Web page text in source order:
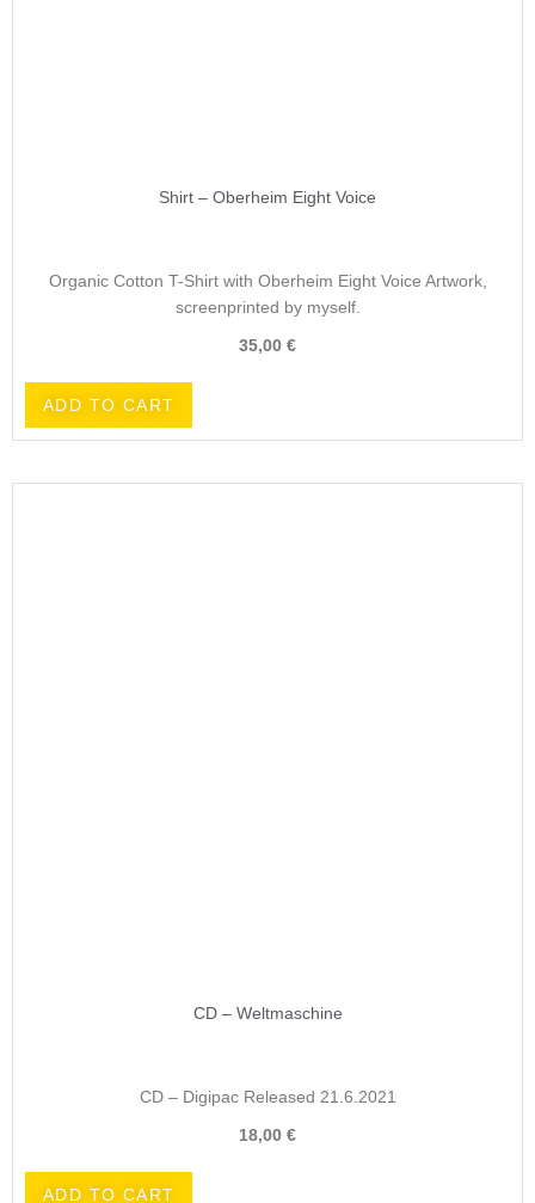
Shirt – Oberheim Eight Voice
Organic Cotton T-Shirt with Oberheim Eight Voice Artwork,
screenprinted by myself.
35,00 €
ADD TO CART
CD – Weltmaschine
CD – Digipac Released 21.6.2021
18,00 €
ADD TO CART